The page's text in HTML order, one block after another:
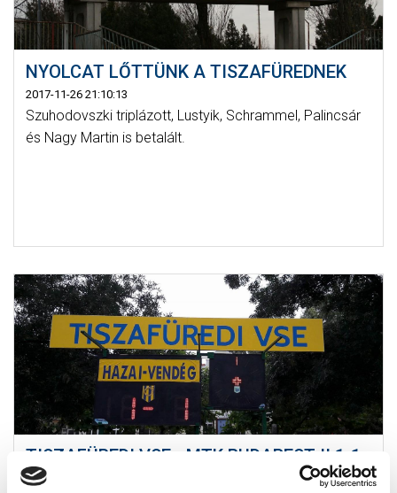
NYOLCAT LŐTTÜNK A TISZAFÜREDNEK
2017-11-26 21:10:13
Szuhodovszki triplázott, Lustyik, Schrammel, Palincsár
és Nagy Martin is betalált.
TISZAFÜREDI VSE - MTK BUDAPEST II 1-1
(1-1)